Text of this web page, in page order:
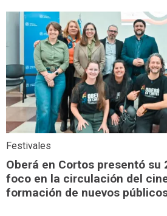
Festivales
Oberá en Cortos presentó su
foco en la circulación del
formación de nuevos